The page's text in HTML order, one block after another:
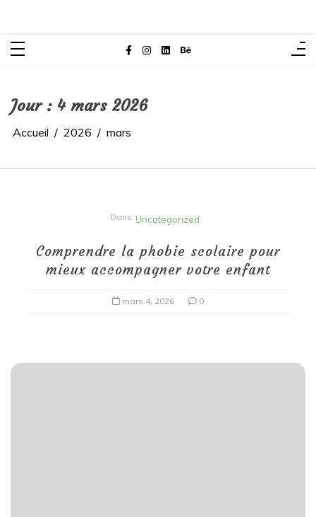
Jour : 4 mars 2026
Accueil 2026 mars
Dans Uncategorized
Comprendre la phobie scolaire pour
mieux accompagner votre enfant
mars 4, 2026 0